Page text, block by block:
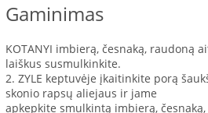
Gaminimas
KOTANYI imbierą, česnaką, raudoną
laiškus susmulkinkite.
2. ZYLE keptuvėje įkaitinkite porą
skonio rapsų aliejaus ir jame
apkepkite smulkintą imbierą,